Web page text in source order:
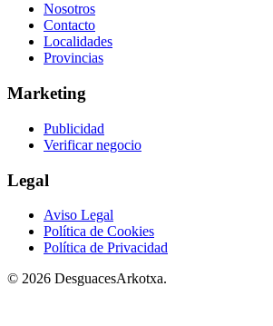
Nosotros
Contacto
Localidades
Provincias
Marketing
Publicidad
Verificar negocio
Legal
Aviso Legal
Política de Cookies
Política de Privacidad
© 2026 DesguacesArkotxa.